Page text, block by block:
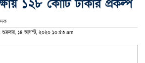
১২৮ কোটি টাকার প্রকল্প
শুক্রবার, ১৪ আগস্ট, ২০২০ ১০:৫৩ am